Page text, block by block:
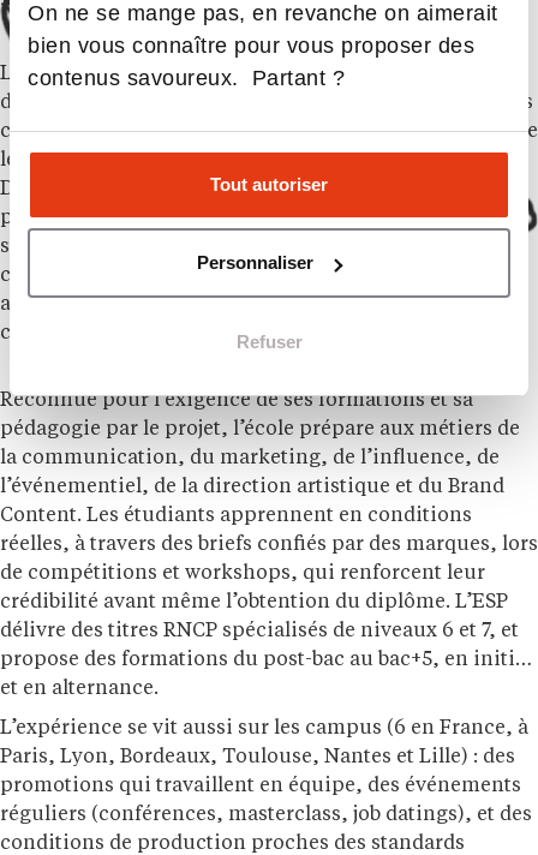
On ne se mange pas, en revanche on aimerait
bien vous connaître pour vous proposer des
contenus savoureux. Partant ?
Tout autoriser
Personnaliser
Refuser
L’École Supérieure de Publicité (ESP), école pionnière
de communication en France fondée en 1927, forme des
communicants capables de décrypter le monde avant de
le raconter, avant même de penser formats ou canaux.
Dans un secteur qui évolue en permanence, l’ESP
prépare des profils complets, à la fois créatifs,
stratégiques et responsables, capables de faire des
choix et d’utiliser les outils d’aujourd’hui, dont l’IA,
avec discernement, au service du sens et de la
créativité.
Reconnue pour l’exigence de ses formations et sa
pédagogie par le projet, l’école prépare aux métiers de
la communication, du marketing, de l’influence, de
l’événementiel, de la direction artistique et du Brand
Content. Les étudiants apprennent en conditions
réelles, à travers des briefs confiés par des marques, lors
de compétitions et workshops, qui renforcent leur
crédibilité avant même l’obtention du diplôme. L’ESP
délivre des titres RNCP spécialisés de niveaux 6 et 7, et
propose des formations du post-bac au bac+5, en initial
et en alternance.
L’expérience se vit aussi sur les campus (6 en France, à
Paris, Lyon, Bordeaux, Toulouse, Nantes et Lille) : des
promotions qui travaillent en équipe, des événements
réguliers (conférences, masterclass, job datings), et des
conditions de production proches des standards